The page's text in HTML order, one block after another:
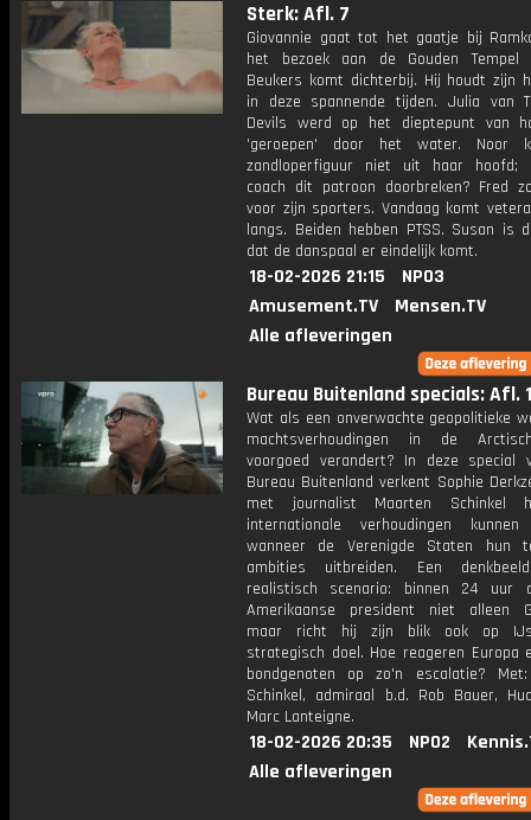
Sterk: Afl. 7
Giovannie gaat tot het gaatje bij
het bezoek aan de Gouden Tempel
Beukers komt dichterbij. Hij houdt zijn
in deze spannende tijden. Julia van
Devils werd op het dieptepunt van
'geroepen' door het water. Noor
zandloperfiguur niet uit haar hoofd;
coach dit patroon doorbreken? Fred
voor zijn sporters. Vandaag komt
langs. Beiden hebben PTSS. Susan is
dat de danspaal er eindelijk komt.
18-02-2026 21:15
NPO3
Amusement.TV
Mensen.TV
Alle afleveringen
Bureau Buitenland specials: Afl. 1
Wat als een onverwachte geopolitieke
machtsverhoudingen in de
voorgoed verandert? In deze special
Bureau Buitenland verkent Sophie
met journalist Maarten Schinkel
internationale verhoudingen kunnen
wanneer de Verenigde Staten hun
ambities uitbreiden. Een
realistisch scenario: binnen 24 uur
Amerikaanse president niet alleen
maar richt hij zijn blik ook op
strategisch doel. Hoe reageren Europa
bondgenoten op zo'n escalatie?
Schinkel, admiraal b.d. Rob Bauer,
Marc Lanteigne.
18-02-2026 20:35 NPO2
Alle afleveringen